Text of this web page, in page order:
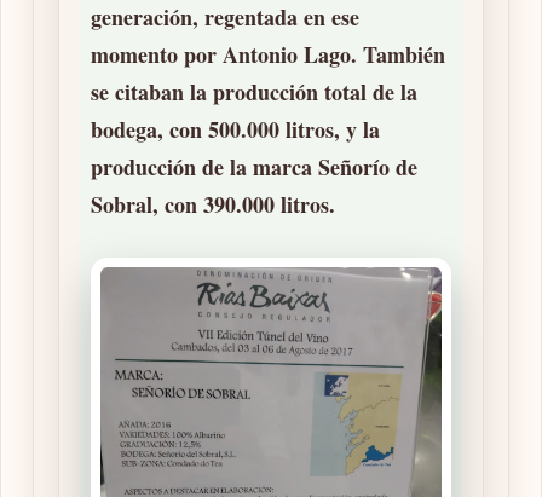
generación, regentada en ese
momento porAntonio Lago. También
se citaban laproducción total de la
bodega, con500.000 litros, y la
producción de la marca Señorío de
Sobral, con390.000 litros.